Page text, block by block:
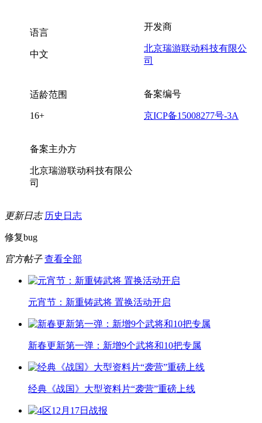
语言
中文
开发商
北京瑞游联动科技有限公
司
适龄范围
16+
备案编号
京ICP备15008277号-3A
备案主办方
北京瑞游联动科技有限公
司
更新日志 历史日志
修复bug
官方帖子 查看全部
元宵节：新重铸武将 置换活动开启
新春更新第一弹：新增9个武将和10把专属
经典《战国》大型资料片“袭营”重磅上线